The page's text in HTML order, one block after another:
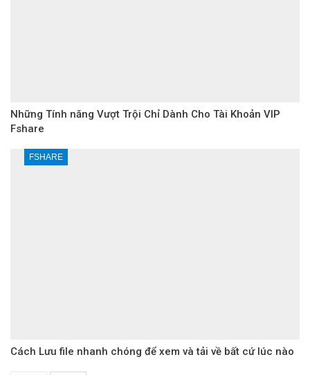
Những Tính năng Vượt Trội Chỉ Dành Cho Tài Khoản VIP
Fshare
FSHARE
Cách Lưu file nhanh chóng để xem và tải về bất cứ lúc nào